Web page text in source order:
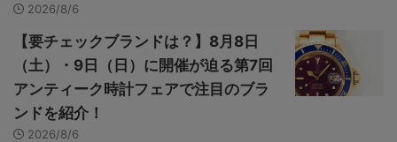
2026/8/6
【要チェックブランドは？】8月8日
（土）・9日（日）に開催が迫る第7回
アンティーク時計フェアで注目のブラ
ンドを紹介！
2026/8/6